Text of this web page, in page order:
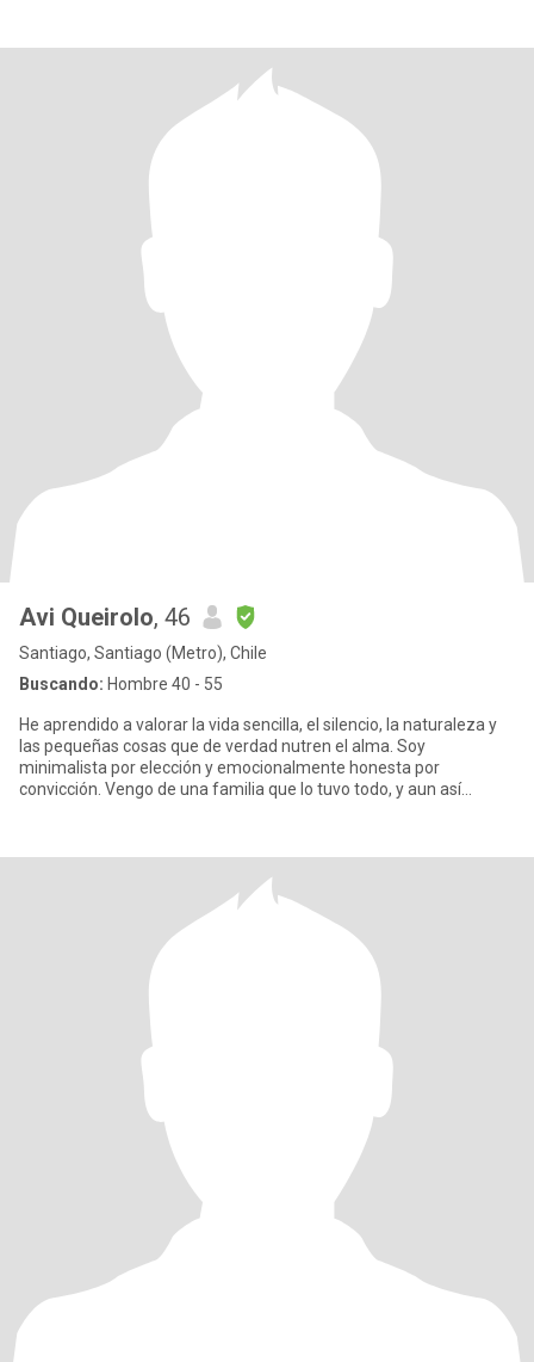
Avi Queirolo, 46
Santiago, Santiago (Metro), Chile
Buscando: Hombre 40 - 55
He aprendido a valorar la vida sencilla, el silencio, la naturaleza y
las pequeñas cosas que de verdad nutren el alma. Soy
minimalista por elección y emocionalmente honesta por
convicción. Vengo de una familia que lo tuvo todo, y aun así